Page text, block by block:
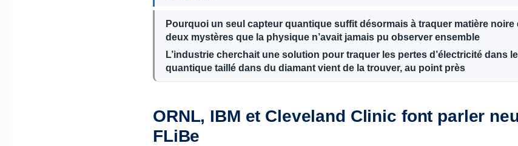
Pourquoi un seul capteur quantique suffit désormais à traquer matière
deux mystères que la physique n’avait jamais pu observer ensemble
L’industrie cherchait une solution pour traquer les pertes d’électricité dans
quantique taillé dans du diamant vient de la trouver, au point près
ORNL, IBM et Cleveland Clinic font parler
FLiBe